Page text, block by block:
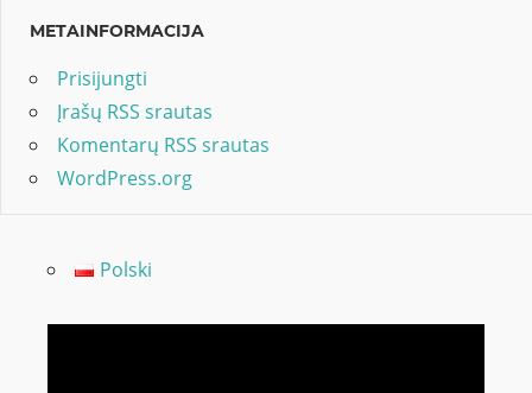
METAINFORMACIJA
Prisijungti
Įrašų RSS srautas
Komentarų RSS srautas
WordPress.org
Polski